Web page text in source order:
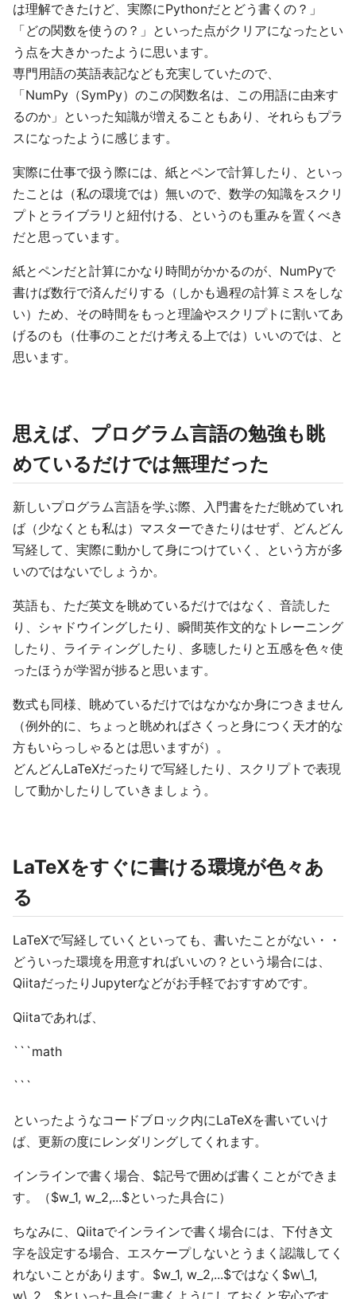
は理解できたけど、実際にPythonだとどう書くの？」
「どの関数を使うの？」といった点がクリアになったとい
う点を大きかったように思います。
専門用語の英語表記なども充実していたので、
「NumPy（SymPy）のこの関数名は、この用語に由来す
るのか」といった知識が増えることもあり、それらもプラ
スになったように感じます。
実際に仕事で扱う際には、紙とペンで計算したり、といっ
たことは（私の環境では）無いので、数学の知識をスクリ
プトとライブラリと紐付ける、というのも重みを置くべき
だと思っています。
紙とペンだと計算にかなり時間がかかるのが、NumPyで
書けば数行で済んだりする（しかも過程の計算ミスをしな
い）ため、その時間をもっと理論やスクリプトに割いてあ
げるのも（仕事のことだけ考える上では）いいのでは、と
思います。
思えば、プログラム言語の勉強も眺
めているだけでは無理だった
新しいプログラム言語を学ぶ際、入門書をただ眺めていれ
ば（少なくとも私は）マスターできたりはせず、どんどん
写経して、実際に動かして身につけていく、という方が多
いのではないでしょうか。
英語も、ただ英文を眺めているだけではなく、音読した
り、シャドウイングしたり、瞬間英作文的なトレーニング
したり、ライティングしたり、多聴したりと五感を色々使
ったほうが学習が捗ると思います。
数式も同様、眺めているだけではなかなか身につきません
（例外的に、ちょっと眺めればさくっと身につく天才的な
方もいらっしゃるとは思いますが）。
どんどんLaTeXだったりで写経したり、スクリプトで表現
して動かしたりしていきましょう。
LaTeXをすぐに書ける環境が色々あ
る
LaTeXで写経していくといっても、書いたことがない・・
どういった環境を用意すればいいの？という場合には、
QiitaだったりJupyterなどがお手軽でおすすめです。
Qiitaであれば、
```math
```
といったようなコードブロック内にLaTeXを書いていけ
ば、更新の度にレンダリングしてくれます。
インラインで書く場合、$記号で囲めば書くことができま
す。（$w_1, w_2,...$といった具合に）
ちなみに、Qiitaでインラインで書く場合には、下付き文
字を設定する場合、エスケープしないとうまく認識してく
れないことがあります。$w_1, w_2,...$ではなく$w\_1,
w\_2,...$といった具合に書くようにしておくと安心です。